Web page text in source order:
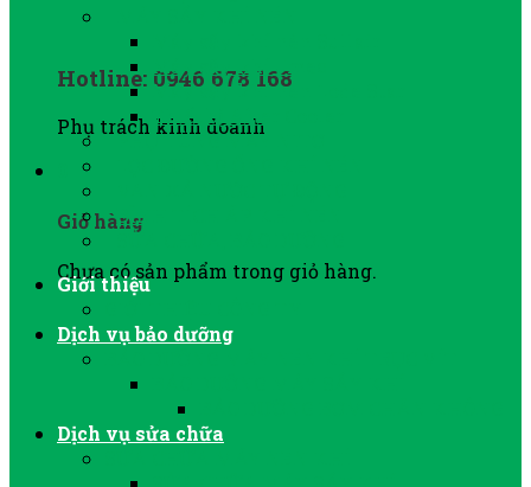
Hotline: 0946 678 168
Phụ trách kinh doanh
Giỏ hàng
Chưa có sản phẩm trong giỏ hàng.
Máy sấy khí Jmec
Máy sấy khí nén Lode Star
Thiết bị After Cooler
PHỤ TÙNG MÁY NITƠ
BÌNH TÍCH ÁP KHÍ NÉN
SỬA CHỮA, BẢO DƯỠNG
Giới thiệu
Dịch vụ bảo dưỡng
Dịch vụ sửa chữa